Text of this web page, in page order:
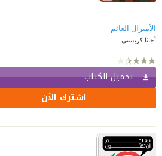
أجاثا كريستي
تحميل الكتاب
اشترك الآن